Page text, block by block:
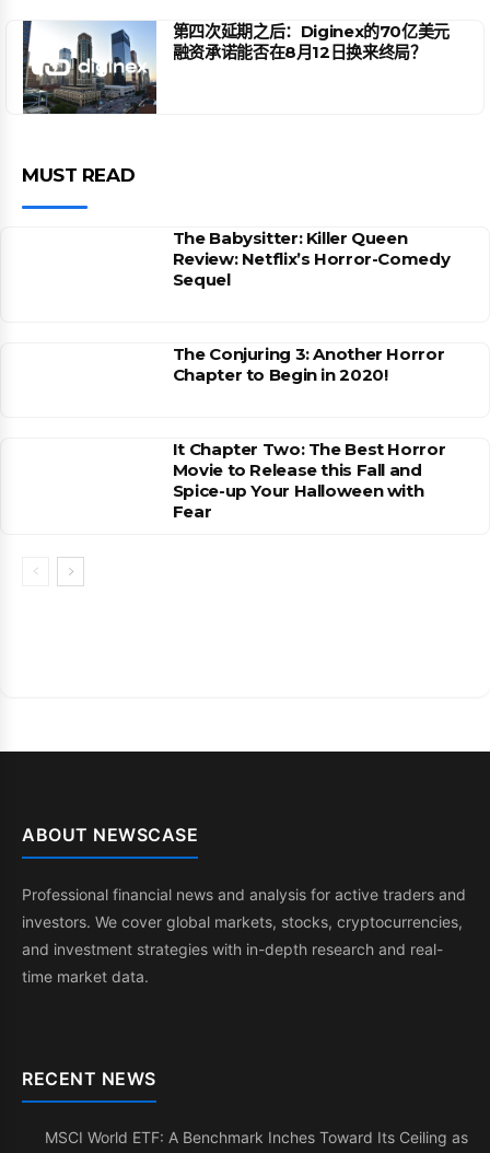
第四次延期之后：Diginex的70亿美元
融资承诺能否在8月12日换来终局？
MUST READ
The Babysitter: Killer Queen
Review: Netflix’s Horror-Comedy
Sequel
The Conjuring 3: Another Horror
Chapter to Begin in 2020!
It Chapter Two: The Best Horror
Movie to Release this Fall and
Spice-up Your Halloween with
Fear
ABOUT NEWSCASE
Professional financial news and analysis for active traders and
investors. We cover global markets, stocks, cryptocurrencies,
and investment strategies with in-depth research and real-
time market data.
RECENT NEWS
MSCI World ETF: A Benchmark Inches Toward Its Ceiling as